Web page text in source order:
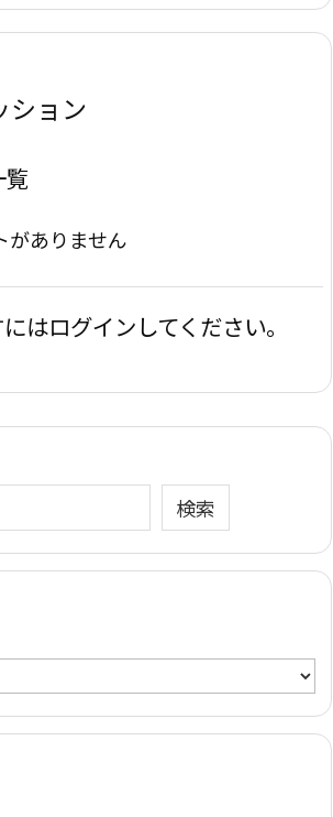
ション
覧
がありません
はログインしてください。
検索